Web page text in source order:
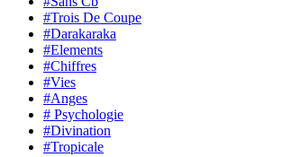
#Trois De Coupe
#Darakaraka
#Elements
#Chiffres
#Vies
#Anges
# Psychologie
#Divination
#Tropicale